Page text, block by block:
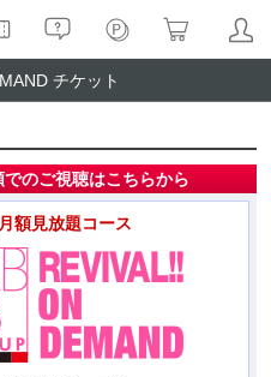
チケット
でのご視聴はこちらから
月額見放題コース